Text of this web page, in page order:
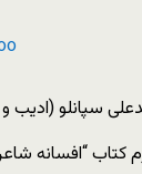
سپانلو (ادیب
کتاب “افسانه